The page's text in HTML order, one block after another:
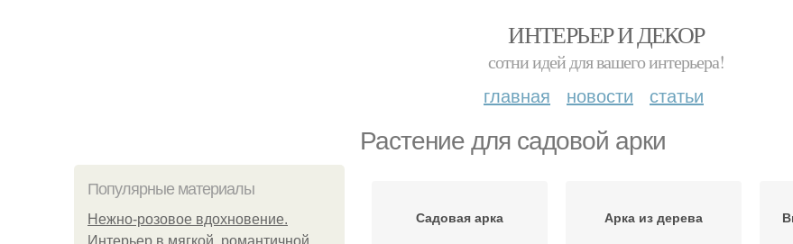
ИНТЕРЬЕР И ДЕКОР
сотни идей для вашего интерьера!
главная новости статьи
Растение для садовой арки
Популярные материалы
Нежно-розовое вдохновение.
Интерьер в мягкой, романтичной
Садовая арка Арка из дерева